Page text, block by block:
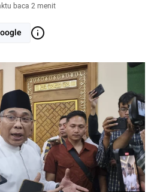
baca 2 menit